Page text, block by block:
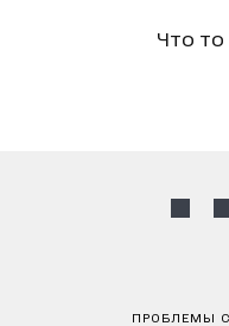
Что то
ПРОБЛЕМЫ